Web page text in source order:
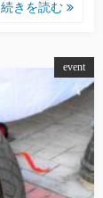
続きを読む
event